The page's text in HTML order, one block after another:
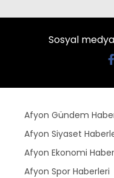
Sosyal
Afyon Gündem
Afyon Siyaset
Afyon Ekonomi
Afyon Spor Haberleri